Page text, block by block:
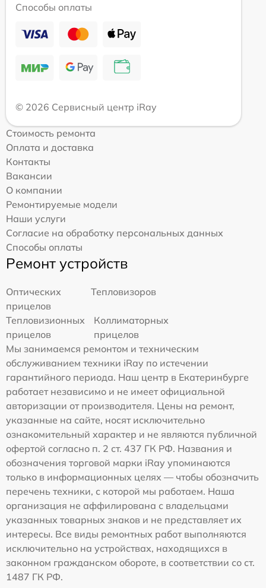
Способы оплаты
© 2026 Сервисный центр iRay
Стоимость ремонта
Оплата и доставка
Контакты
Вакансии
О компании
Ремонтируемые модели
Наши услуги
Согласие на обработку персональных данных
Способы оплаты
Ремонт устройств
Оптических
прицелов
Тепловизоров
Тепловизионных
прицелов
Коллиматорных
прицелов
Мы занимаемся ремонтом и техническим
обслуживанием техники iRay по истечении
гарантийного периода. Наш центр в Екатеринбурге
работает независимо и не имеет официальной
авторизации от производителя. Цены на ремонт,
указанные на сайте, носят исключительно
ознакомительный характер и не являются публичной
офертой согласно п. 2 ст. 437 ГК РФ. Названия и
обозначения торговой марки iRay упоминаются
только в информационных целях — чтобы обозначить
перечень техники, с которой мы работаем. Наша
организация не аффилирована с владельцами
указанных товарных знаков и не представляет их
интересы. Все виды ремонтных работ выполняются
исключительно на устройствах, находящихся в
законном гражданском обороте, в соответствии со ст.
1487 ГК РФ.